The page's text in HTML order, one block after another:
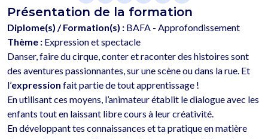
Présentation de la formation
Diplome(s) / Formation(s) : BAFA - Approfondissement
Thème : Expression et spectacle
Danser, faire du cirque, conter et raconter des histoires sont
des aventures passionnantes, sur une scène ou dans la rue. Et
l’expression fait partie de tout apprentissage !
En utilisant ces moyens, l’animateur établit le dialogue avec les
enfants tout en laissant libre cours à leur créativité.
En développant tes connaissances et ta pratique en matière